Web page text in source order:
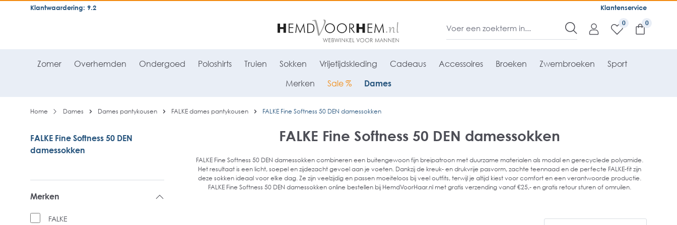
general.skipToNavigation Klantenservice
Klantwaardering: 9.2
0
Zomer Overhemden Ondergoed Poloshirts Truien Sokken Vrijetijdskleding Cadeaus Accessoires Broeken Zwembroeken Sport
Merken Sale % Dames
Home Dames Dames pantykousen FALKE dames pantykousen FALKE Fine Softness 50 DEN damessokken
FALKE Fine Softness 50 DEN
damessokken
Merken
FALKE
FALKE Fine Softness 50 DEN damessokken
FALKE Fine Softness 50 DEN damessokken combineren een buitengewoon fijn breipatroon met duurzame materialen als modal en gerecyclede polyamide.
Het resultaat is een licht, soepel en zijdezacht gevoel aan je voeten. Dankzij de kreuk- en drukvrije pasvorm, zachte teennaad en de perfecte FALKE-fit zijn
deze sokken ideaal voor elke dag. Ze zijn veelzijdig en passen moeiteloos bij veel outfits, terwijl je altijd kiest voor comfort en een verantwoorde productie.
FALKE Fine Softness 50 DEN damessokken online bestellen bij HemdVoorHaar.nl met gratis verzending vanaf €25,- en gratis retour sturen of omruilen.